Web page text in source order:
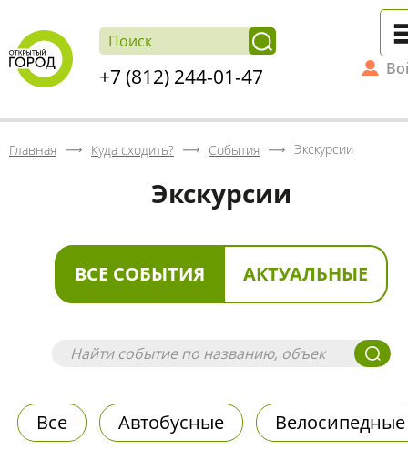
+7 (812) 244-01-47
Главная Куда сходить? События Экскурсии
Экскурсии
ВСЕ СОБЫТИЯ АКТУАЛЬНЫЕ
Все Автобусные Велосипедные